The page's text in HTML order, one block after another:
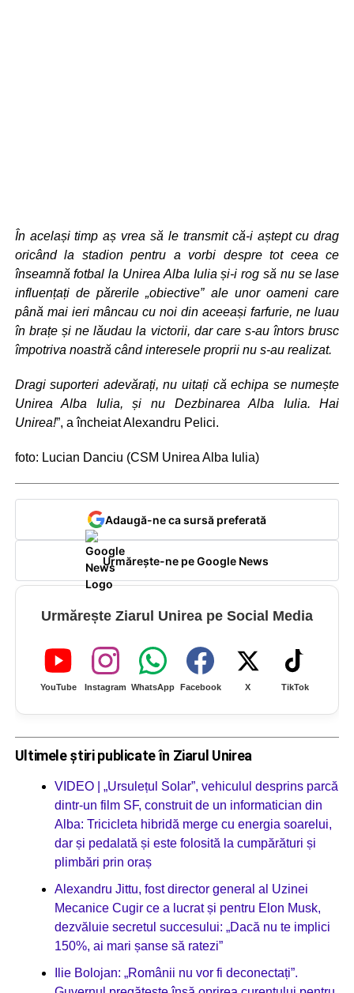
În același timp aș vrea să le transmit că-i aștept cu drag
oricând la stadion pentru a vorbi despre tot ceea ce
înseamnă fotbal la Unirea Alba Iulia și-i rog să nu se lase
influențați de părerile „obiective” ale unor oameni care
până mai ieri mâncau cu noi din aceeași farfurie, ne luau
în brațe și ne lăudau la victorii, dar care s-au întors brusc
împotriva noastră când interesele proprii nu s-au realizat.
Dragi suporteri adevărați, nu uitați că echipa se numește
Unirea Alba Iulia, și nu Dezbinarea Alba Iulia. Hai
Unirea!”, a încheiat Alexandru Pelici.
foto: Lucian Danciu (CSM Unirea Alba Iulia)
Adaugă-ne ca sursă preferată
Urmărește-ne pe Google News
Urmărește Ziarul Unirea pe Social Media
YouTube Instagram WhatsApp Facebook X TikTok
Ultimele știri publicate în Ziarul Unirea
VIDEO | „Ursulețul Solar”, vehiculul desprins parcă
dintr-un film SF, construit de un informatician din
Alba: Tricicleta hibridă merge cu energia soarelui,
dar și pedalată și este folosită la cumpărături și
plimbări prin oraș
Alexandru Jittu, fost director general al Uzinei
Mecanice Cugir ce a lucrat și pentru Elon Musk,
dezvăluie secretul succesului: „Dacă nu te implici
150%, ai mari șanse să ratezi”
Ilie Bolojan: „Românii nu vor fi deconectați”.